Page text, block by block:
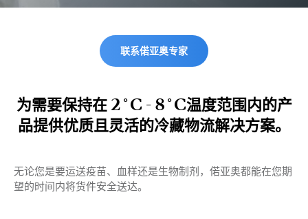
联系偌亚奥专家
为需要保持在 2˚C - 8˚C温度范围内的产
品提供优质且灵活的冷藏物流解决方案。
无论您是要运送疫苗、血样还是生物制剂，偌亚奥都能在您期
望的时间内将货件安全送达。
特急时限服务
Collapse
特急时限服务概览
-混合运输
-加急空运